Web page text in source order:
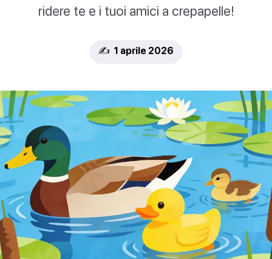
ridere te e i tuoi amici a crepapelle!
✍️ 1 aprile 2026